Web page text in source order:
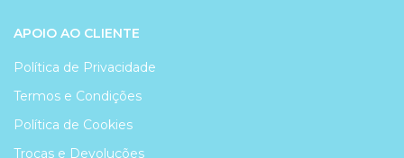
APOIO AO CLIENTE
Política de Privacidade
Termos e Condições
Política de Cookies
Trocas e Devoluções